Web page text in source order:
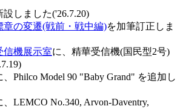
設しました('26.7.20)
の変遷(戦前・戦中編)を加筆訂正しま
信機展示室に、精華受信機(国民型2号)
、Philco Model 90 "Baby Grand" を追加し
、LEMCO No.340, Arvon-Daventry,